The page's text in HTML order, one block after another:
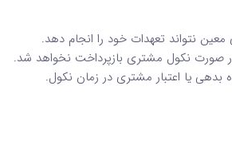
نتواند تعهدات خود را انجام دهد.
صورت نکول مشتری بازپرداخت نخواهد شد.
بدهی یا اعتبار مشتری در زمان نکول.